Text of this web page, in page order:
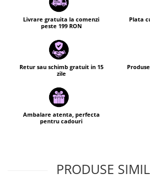
Livrare gratuita la comenzi
peste 199 RON
Plata
Retur sau schimb gratuit in 15
zile
Ambalare atenta, perfecta
pentru cadouri
PRODUSE